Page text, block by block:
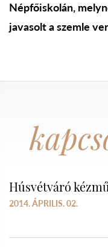
Népfőiskolán,
javasolt a szemle
Húsvétváró
2014. ÁPRILIS. 02.